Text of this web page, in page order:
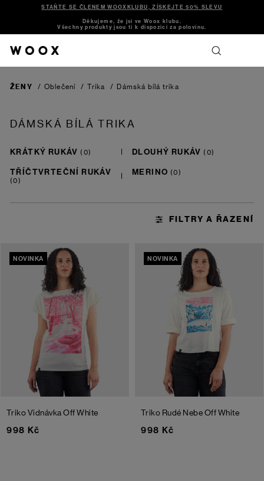
STAŇTE SE ČLENEM WOOXKLUBU, ZÍSKEJTE 50% SLEVU
Děkujeme, že jsi ve Woox klubu.
Všechny produkty jsou ti k dispozici za polovinu.
ŽENY / Oblečení / Trika / Dámská bílá trika
DÁMSKÁ BÍLÁ TRIKA
KRÁTKÝ RUKÁV
DLOUHÝ RUKÁV
TŘÍČTVRTEČNÍ RUKÁV
MERINO
NOVINKA
Triko VidnávkaOff White
998 Kč
NOVINKA
Triko Rudé NebeOff White
998 Kč